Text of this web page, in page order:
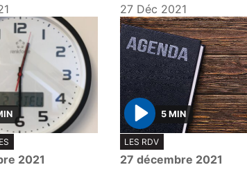
2021
27 Déc 2021
P
l
a
5 MIN
LES RDV
27 décembre 2021